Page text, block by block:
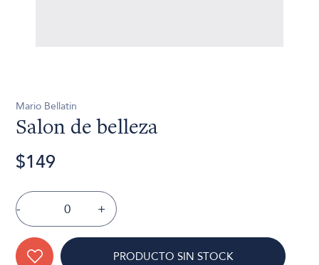
Mario Bellatin
Salon de belleza
$149
- +
PRODUCTO SIN STOCK